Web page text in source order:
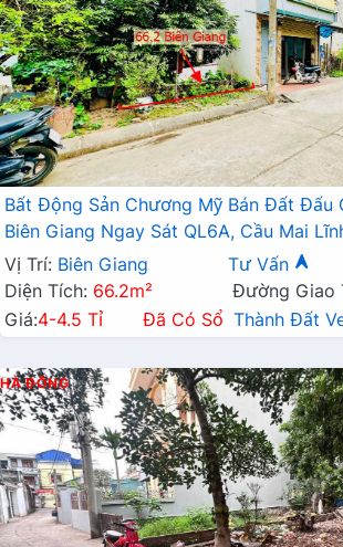
Bất Động Sản Chương Mỹ Bán Đất Đấu
Biên Giang Ngay Sát QL6A, Cầu Mai
Mở Rộng
Vị Trí: Biên Giang Tư Vấn
Diện Tích: 66.2m²
Đường Giao
Giá:4-4.5 Tỉ Đã Có Sổ Thành Đất
HÀ ĐÔNG